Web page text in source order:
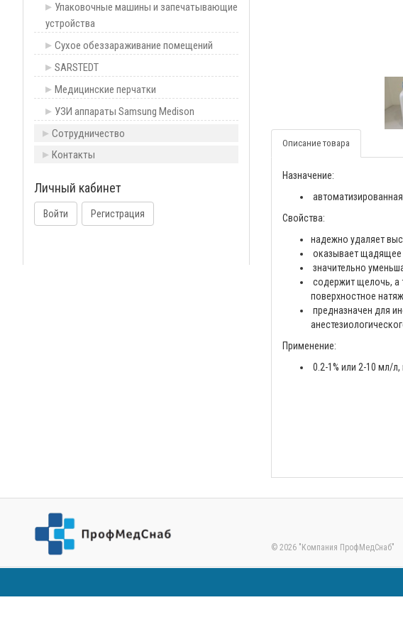
Упаковочные машины и запечатывающие
устройства
Сухое обеззараживание помещений
SARSTEDT
Медицинские перчатки
УЗИ аппараты Samsung Medison
Сотрудничество
Контакты
Личный кабинет
Войти Регистрация
Описание товара
Назначение:
Свойства:
надежно удаляет
оказывает щадящее
значительно
содержит щелочь, а
поверхностное
предназначен для
Применение:
0.2-1% или 2-10 мл/
© 2026 "Компания ПрофМедСнаб"